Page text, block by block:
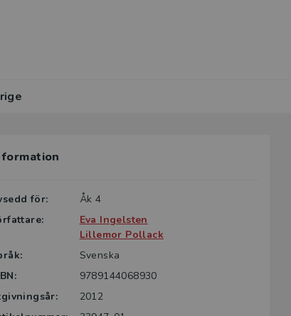
för:
Åk 4
Eva Ingelsten
Lillemor Pollack
Svenska
9789144068930
2012